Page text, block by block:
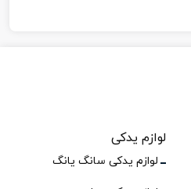
لوازم یدکی
لوازم یدکی سانگ یانگ